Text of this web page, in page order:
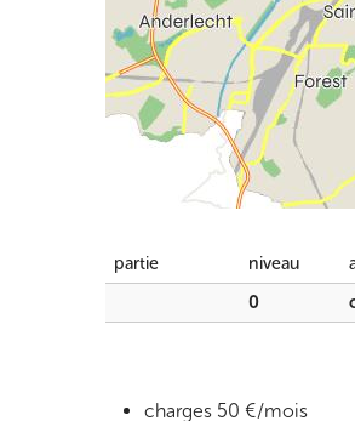
partie niveau
0
charges 50 €/mois